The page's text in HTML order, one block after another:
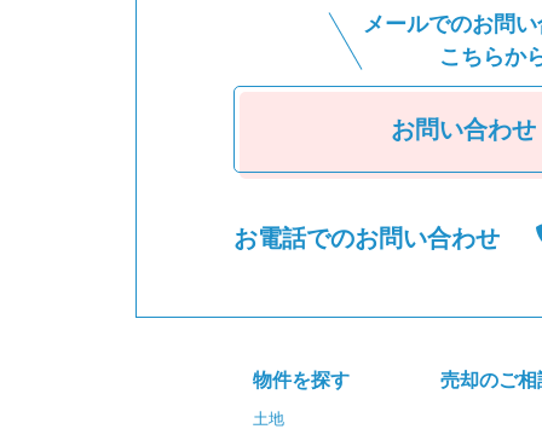
メールでのお問
こちらか
お問い合わせ
お電話でのお問い合わせ
物件を探す
土地
売却のご相